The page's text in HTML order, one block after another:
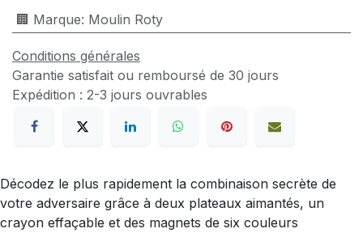
🏢 Marque: Moulin Roty
Conditions générales
Garantie satisfait ou remboursé de 30 jours
Expédition : 2-3 jours ouvrables
Décodez le plus rapidement la combinaison secrète de
votre adversaire grâce à deux plateaux aimantés, un
crayon effaçable et des magnets de six couleurs